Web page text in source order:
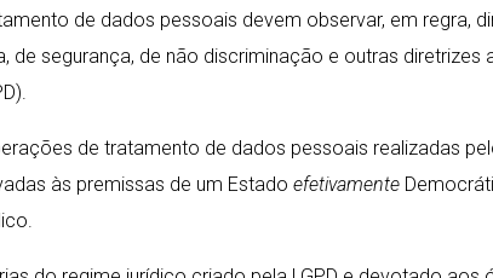
de dados pessoais devem observar, em regra,
de segurança, de não discriminação e outras
de tratamento de dados pessoais realizadas
às premissas de um Estado efetivamente